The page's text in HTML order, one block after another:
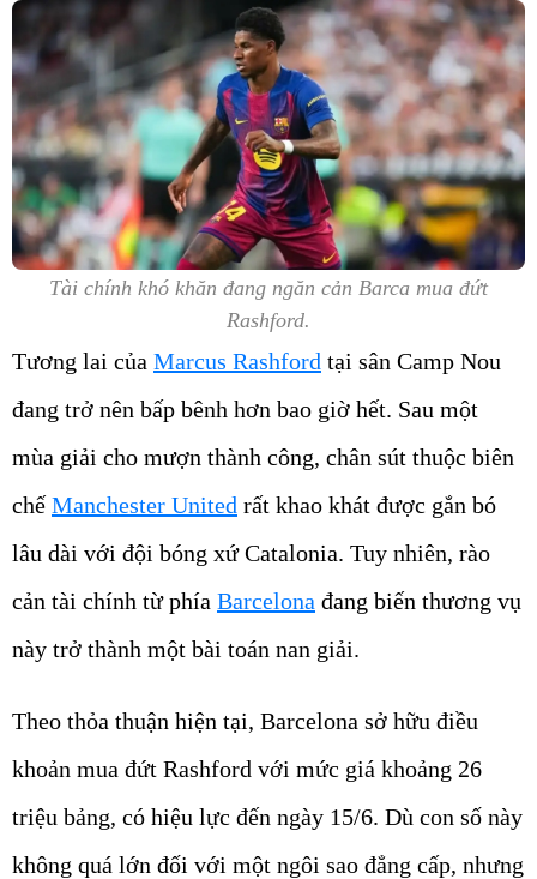
Tài chính khó khăn đang ngăn cản Barca mua đứt
Rashford.
Tương lai của Marcus Rashford tại sân Camp Nou
đang trở nên bấp bênh hơn bao giờ hết. Sau một
mùa giải cho mượn thành công, chân sút thuộc biên
chếManchester United rất khao khát được gắn bó
lâu dài với đội bóng xứ Catalonia. Tuy nhiên, rào
cản tài chính từ phía Barcelona đang biến thương vụ
này trở thành một bài toán nan giải.
Theo thỏa thuận hiện tại, Barcelona sở hữu điều
khoản mua đứt Rashford với mức giá khoảng 26
triệu bảng, có hiệu lực đến ngày 15/6. Dù con số này
không quá lớn đối với một ngôi sao đẳng cấp, nhưng